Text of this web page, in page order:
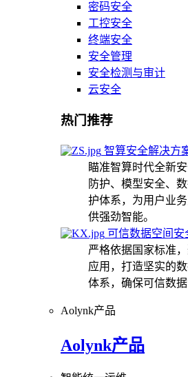
密码安全
工控安全
终端安全
安全管理
安全检测与审计
云安全
热门推荐
智算安全解决方
瞄准智算时代全新
防护、模型安全、
护体系，为用户业
供强劲智能。
可信数据空间安
严格依据国家标准
应用，打造坚实的
体系，确保可信数
Aolynk产品
Aolynk产品